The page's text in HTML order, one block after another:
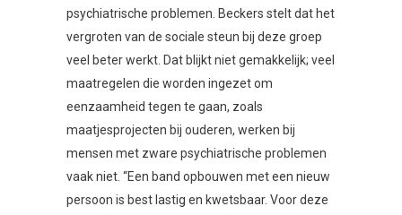
psychiatrische problemen. Beckers stelt dat het
vergroten van de sociale steun bij deze groep
veel beter werkt. Dat blijkt niet gemakkelijk; veel
maatregelen die worden ingezet om
eenzaamheid tegen te gaan, zoals
maatjesprojecten bij ouderen, werken bij
mensen met zware psychiatrische problemen
vaak niet. “Een band opbouwen met een nieuw
persoon is best lastig en kwetsbaar. Voor deze